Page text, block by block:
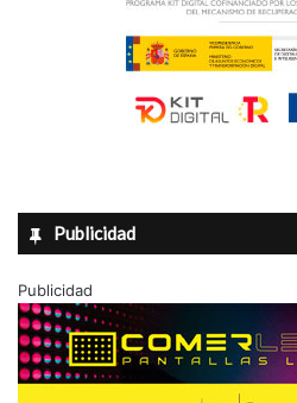
Publicidad
Publicidad